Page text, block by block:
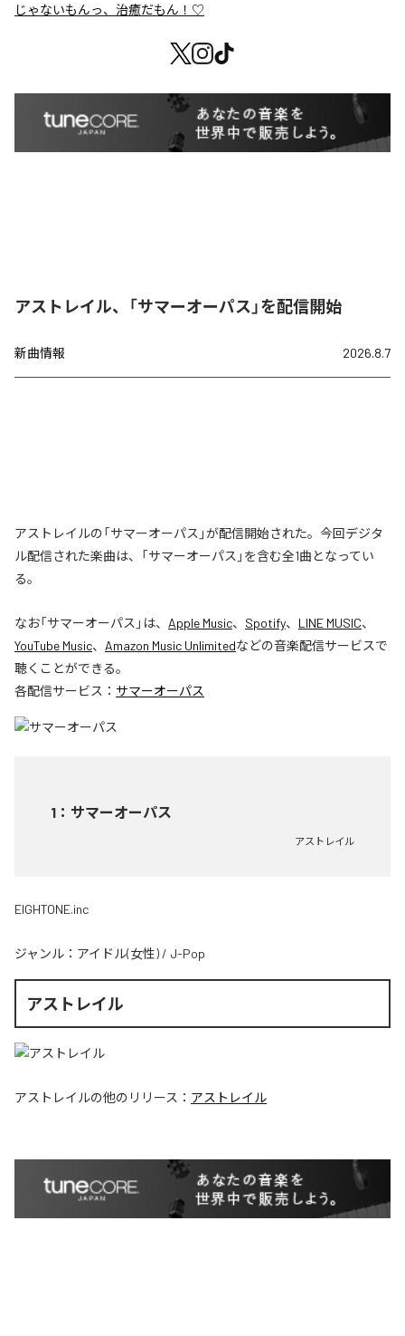
じゃないもんっ、治癒だもん！♡
アストレイル、「サマーオーパス」を配信開始
新曲情報 2026.8.7
アストレイルの「サマーオーパス」が配信開始された。今回デジタ
ル配信された楽曲は、「サマーオーパス」を含む全1曲となってい
る。
なお「サマーオーパス 」は、 Apple Music、 Spotify、 LINE MUSIC、
YouTube Music、 Amazon Music Unlimitedなどの音楽配信サービスで
聴くことができる。
各配信サービス： サマーオーパス
1 ： サマーオーパス
アストレイル
EIGHTONE.inc
ジャンル： アイドル(女性) / J-Pop
アストレイル
アストレイルの他のリリース： アストレイル